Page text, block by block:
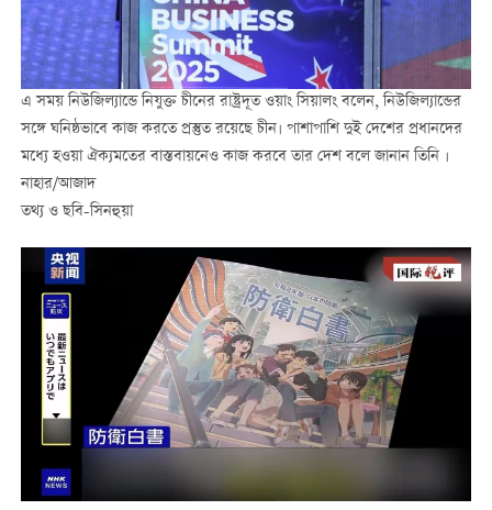
এ সময় নিউজিল্যান্ডে নিযুক্ত চীনের রাষ্ট্রদূত ওয়াং সিয়ালং বলেন, নিউজিল্যান্ডের
সঙ্গে ঘনিষ্ঠভাবে কাজ করতে প্রস্তুত রয়েছে চীন। পাশাপাশি দুই দেশের প্রধানদের
মধ্যে হওয়া ঐক্যমতের বাস্তবায়নেও কাজ করবে তার দেশ বলে জানান তিনি ।
নাহার/আজাদ
তথ্য ও ছবি-সিনহুয়া